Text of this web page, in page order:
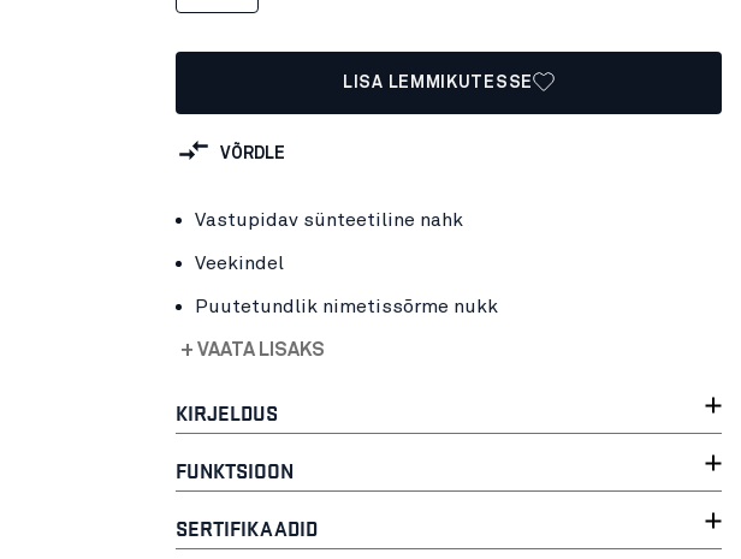
LISA LEMMIKUTESSE
VÕRDLE
Vastupidav sünteetiline nahk
Veekindel
Puutetundlik nimetissõrme nukk
+ VAATA LISAKS
KIRJELDUS
FUNKTSIOON
SERTIFIKAADID